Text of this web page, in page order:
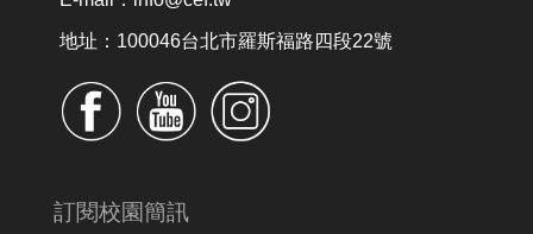
地址：100046台北市羅斯福路四段22號
訂閱校園簡訊